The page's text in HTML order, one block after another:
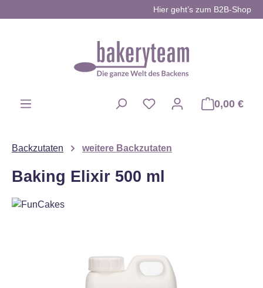
Hier geht’s zum B2B-Shop
0,00 €
Backzutaten weitere Backzutaten
Baking Elixir 500 ml